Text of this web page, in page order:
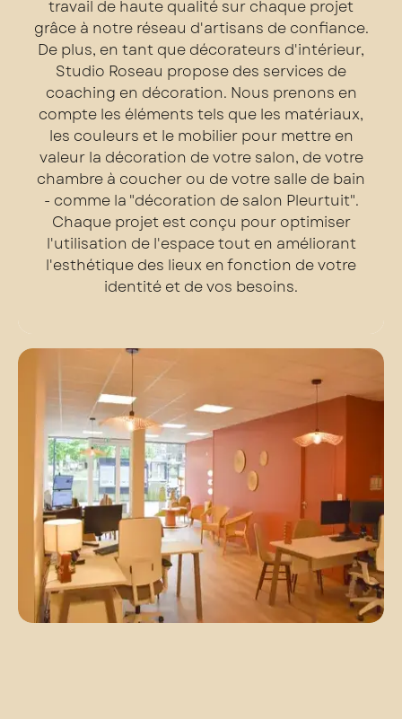
travail de haute qualité sur chaque projet
grâce à notre réseau d'artisans de confiance.
De plus, en tant que décorateurs d'intérieur,
Studio Roseau propose des services de
coaching en décoration. Nous prenons en
compte les éléments tels que les matériaux,
les couleurs et le mobilier pour mettre en
valeur la décoration de votre salon, de votre
chambre à coucher ou de votre salle de bain
- comme la "décoration de salon Pleurtuit".
Chaque projet est conçu pour optimiser
l'utilisation de l'espace tout en améliorant
l'esthétique des lieux en fonction de votre
identité et de vos besoins.